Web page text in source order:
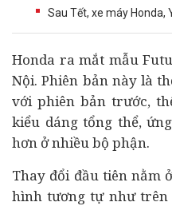
Sau Tết, xe máy Honda,
Honda ra mắt mẫu
Nội. Phiên bản này là
với phiên bản trước,
kiểu dáng tổng thể,
hơn ở nhiều bộ phận.
Thay đổi đầu tiên nằm
hình tương tự như trên